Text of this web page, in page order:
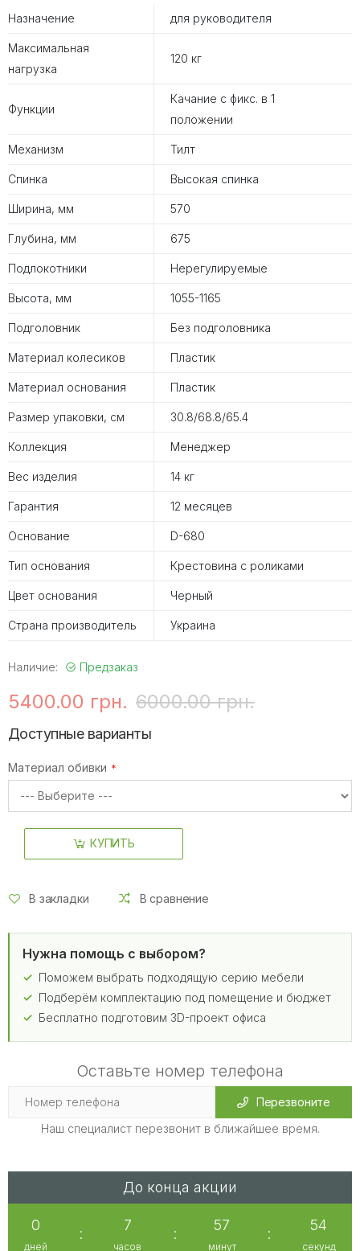
Назначение для руководителя
Максимальная
нагрузка
120 кг
Функции
Качание с фикс. в 1
положении
Механизм Тилт
Спинка Высокая спинка
Ширина, мм 570
Глубина, мм 675
Подлокотники Нерегулируемые
Высота, мм 1055-1165
Подголовник Без подголовника
Материал колесиков Пластик
Материал основания Пластик
Размер упаковки, см 30.8/68.8/65.4
Коллекция Менеджер
Вес изделия 14 кг
Гарантия 12 месяцев
Основание D-680
Тип основания Крестовина с роликами
Цвет основания Черный
Страна производитель Украина
Наличие: Предзаказ
5400.00 грн. 6000.00 грн.
Доступные варианты
Материал обивки
КУПИТЬ
В закладки В сравнение
Нужна помощь с выбором?
Поможем выбрать подходящую серию мебели
Подберём комплектацию под помещение и бюджет
Бесплатно подготовим 3D-проект офиса
Оставьте номер телефона
Перезвоните
Наш специалист перезвонит в ближайшее время.
До конца акции
0
дней
:
7
часов
:
57
минут
:
54
секунд